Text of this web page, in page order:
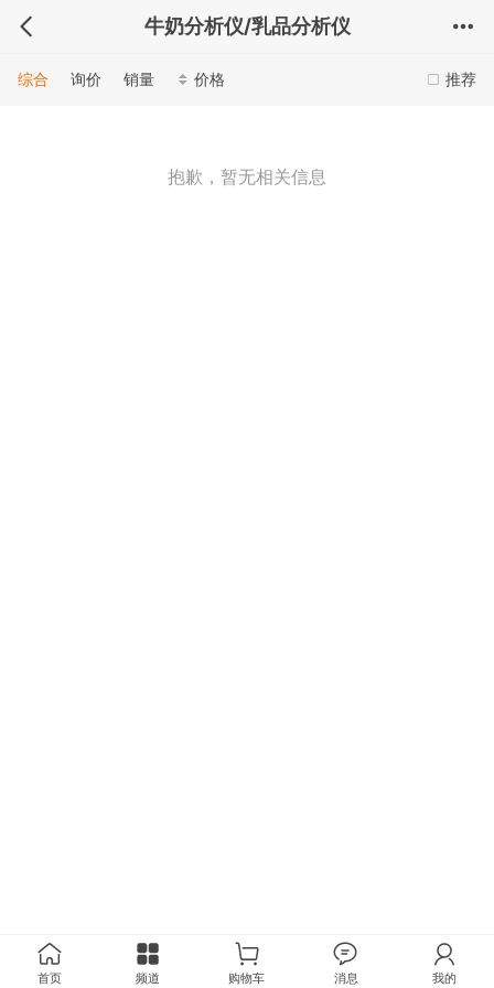
牛奶分析仪/乳品分析仪
推荐
综合 询价 销量 价格
抱歉，暂无相关信息
首页 频道 购物车 消息 我的